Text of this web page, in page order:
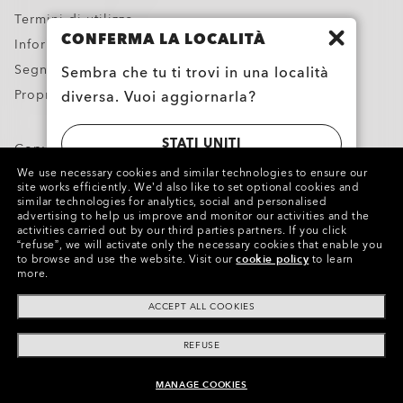
Termini di utilizzo
Informativa sulla privacy
Segnala contraffazioni
Proprietà intellettuale
Copyright ©2023 Oakley, Inc. Tutti i diritti riservati.
WebID:972 851 547
Altri siti del Gruppo
CONFERMA LA LOCALITÀ
Sembra che tu ti trovi in una località
diversa. Vuoi aggiornarla?
STATI UNITI
SWITZERLAND | SCHWEIZ | SUISSE |
SVIZZERA
We use necessary cookies and similar technologies to ensure our
site works efficiently. We’d also like to set optional cookies and
similar technologies for analytics, social and personalised
advertising to help us improve and monitor our activities and the
activities carried out by our third parties partners. If you click
“refuse”, we will activate only the necessary cookies that enable you
to browse and use the website. Visit ourcookie policy to learn
more.
ACCEPT ALL COOKIES
REFUSE
MANAGE COOKIES